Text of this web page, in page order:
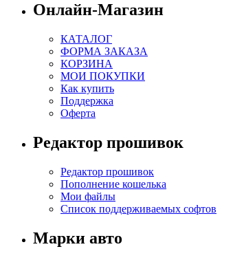
Онлайн-Магазин
КАТАЛОГ
ФОРМА ЗАКАЗА
КОРЗИНА
МОИ ПОКУПКИ
Как купить
Поддержка
Оферта
Редактор прошивок
Редактор прошивок
Пополнение кошелька
Мои файлы
Список поддерживаемых софтов
Марки авто